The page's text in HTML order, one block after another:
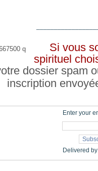
Si vous
spirituel
dossier spam
inscription
Enter your
Delivered by